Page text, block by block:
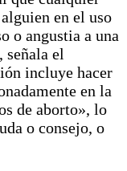
en el uso
o angustia a una
señala el
incluye hacer
en la
de aborto», lo
o consejo, o